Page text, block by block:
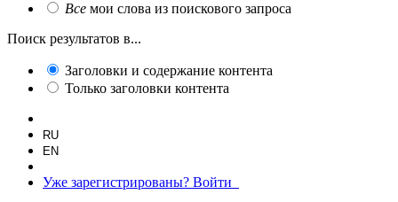
Все мои слова из поискового запроса
Поиск результатов в...
Заголовки и содержание контента
Только заголовки контента
RU
EN
Уже зарегистрированы? Войти